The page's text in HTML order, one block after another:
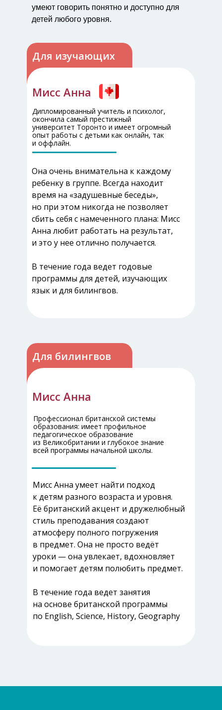
умеют говорить понятно и доступно для
детей любого уровня.
Для билингвов
Купцова Анна
Мисс Анна
В своем подходе к детям использует
глубокую академическую подготовку
и желание помочь каждому ученику
раскрыться. Не просто проводит
занятия, а умеет объяснить сложное
просто и с интересом, где
каждыйребенок видит свой прогресс.
В течение года ведёт программы по
английскому языку для детей в школе
«Алгоритм».
Мисс Анна умеет найти подход
к детям разного возраста и уровня.
Её британский акцент и дружелюбный
стиль преподавания создают
атмосферу полного погружения
в предмет. Она не просто ведёт
уроки — она увлекает, вдохновляет
и помогает детям полюбить предмет.
В течение года ведет занятия
на основе британской программы
по English, Science, History, Geography
Дипломированный учитель английского
языка и кандидат филологических наук,
окончила Московский государственный
университет им. М.В. Ломоносова,
доцент кафедры НИУ ВШЭ
Профессионал британской системы
образования: имеет профильное
педагогическое образование
из Великобритании и глубокое знание
всей программы начальной школы.
Для изучающих
Мисс Анна
Она очень внимательна к каждому
ребенку в группе. Всегда находит
время на «задушевные беседы»,
но при этом никогда не позволяет
сбить себя с намеченного плана: Мисс
Анна любит работать на результат,
и это у нее отлично получается.
В течение года ведет годовые
программы для детей, изучающих
язык и для билингвов.
Дипломированный учитель и психолог,
окончила самый престижный
университет Торонто и имеет огромный
опыт работы с детьми как онлайн, так
и оффлайн.